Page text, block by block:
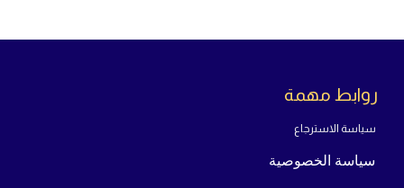
روابط مهمة
سياسة الاسترجاع
سياسة الخصوصية